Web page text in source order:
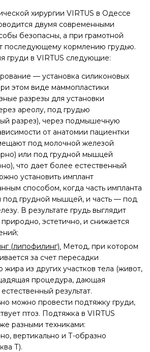
хирургии VIRTUS в Одессе
двумя современными
безопасны, а при грамотной
последующему кормлению грудью.
груди в VIRTUS следующие:
— установка силиконовых
этом виде маммопластики
разрезы для установки
ареолу, под грудью
разрез), через подмышечную
от анатомии пациентки
под молочной железой
или под грудной мышцей
что дает более естественный
установить имплант
способом, когда часть импланта
под грудной мышцей, и часть — под
В результате грудь выглядит
эстетично, и снижается
(липофилинг). Метод, при котором
за счет пересадки
жира из других участков тела (живот,
процедура, дающая
результат.
можно провести подтяжку груди,
птоз. Подтяжка в VIRTUS
разными техниками:
вертикально и Т-образно
Т).